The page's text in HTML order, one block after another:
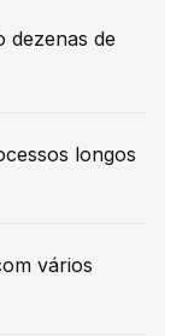
dezenas de
longos
vários